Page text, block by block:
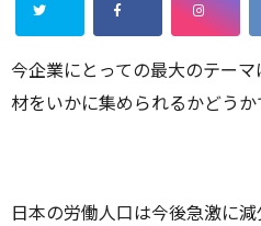
今企業にとっての最大のテー
材をいかに集められるかどうか
日本の労働人口は今後急激に